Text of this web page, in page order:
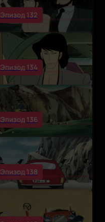
Эпизод 132
Эпизод 134
Эпизод 136
Эпизод 138